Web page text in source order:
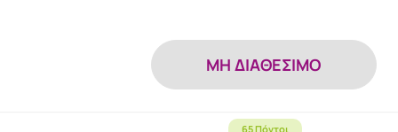
MH ΔΙΑΘΕΣΙΜΟ
65 Πόντοι